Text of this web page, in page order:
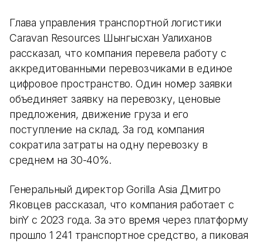
Глава управления транспортной логистики
Caravan Resources Шынгысхан Уалиханов
рассказал, что компания перевела работу с
аккредитованными перевозчиками в единое
цифровое пространство. Один номер заявки
объединяет заявку на перевозку, ценовые
предложения, движение груза и его
поступление на склад. За год компания
сократила затраты на одну перевозку в
среднем на 30-40%.
Генеральный директор Gorilla Asia Дмитро
Яковцев рассказал, что компания работает с
binY с 2023 года. За это время через платформу
прошло 1 241 транспортное средство, а пиковая